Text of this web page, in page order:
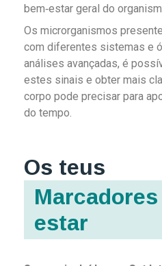
bem‑estar geral do
Os microrganismos
com diferentes sistemas e
análises avançadas, é
estes sinais e obter mais
corpo pode precisar para
do tempo.
Os teus
estar